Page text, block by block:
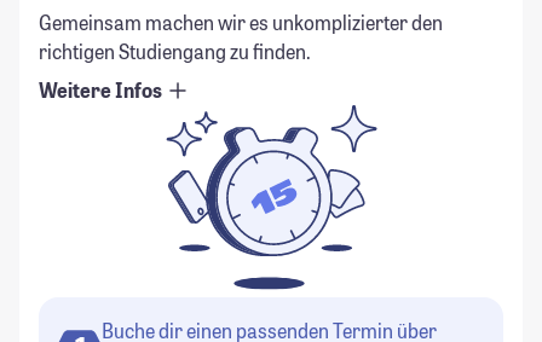
Gemeinsam machen wir es unkomplizierter den
richtigen Studiengang zu finden.
Weitere Infos
Buche dir einen passenden Termin über